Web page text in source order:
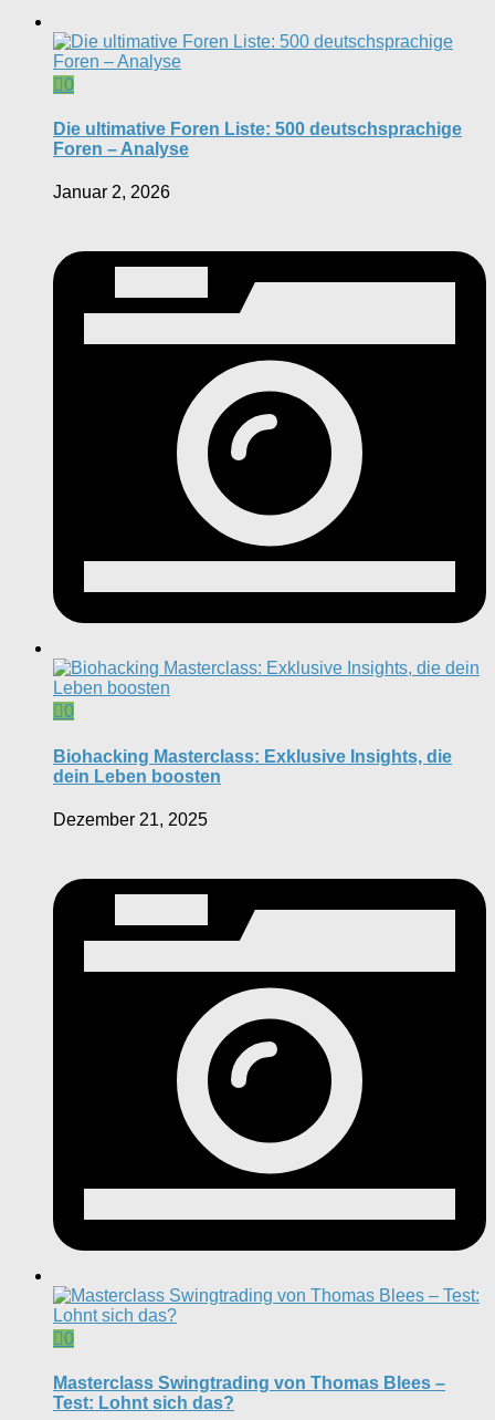
0
Die ultimative Foren Liste: 500 deutschsprachige
Foren – Analyse
Januar 2, 2026
0
Biohacking Masterclass: Exklusive Insights, die
dein Leben boosten
Dezember 21, 2025
0
Masterclass Swingtrading von Thomas Blees –
Test: Lohnt sich das?